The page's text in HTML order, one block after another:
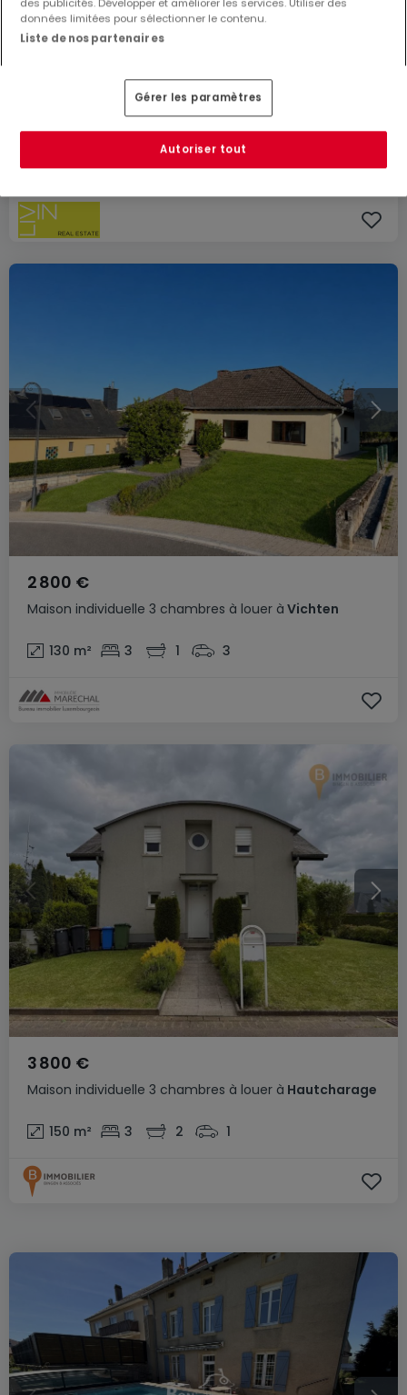
Maison 3 chambresà louer àLuxembourg-
150 m² 3 1 1
Maison individuelle 3 chambres à louer à Vichten
2 800 €
130 m² 3 1 3
Maison individuelle 3 chambres à louer à Hautcharage
3 800 €
150 m² 3 2 1
des publicités. Développer et améliorer les services. Utiliser des
données limitées pour sélectionner le contenu.
Liste de nos partenaires
Gérer les paramètres
Autoriser tout